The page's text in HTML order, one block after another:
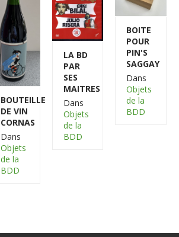
BOUTEILLE
DE VIN
CORNAS
Dans
Objets
de la
BDD
LA BD
PAR
SES
MAITRES
Dans
Objets
de la
BDD
BOITE
POUR
PIN'S
SAGGAY
Dans
Objets
de la
BDD